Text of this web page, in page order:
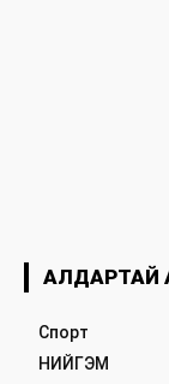
АЛДАРТАЙ
Спорт
НИЙГЭМ